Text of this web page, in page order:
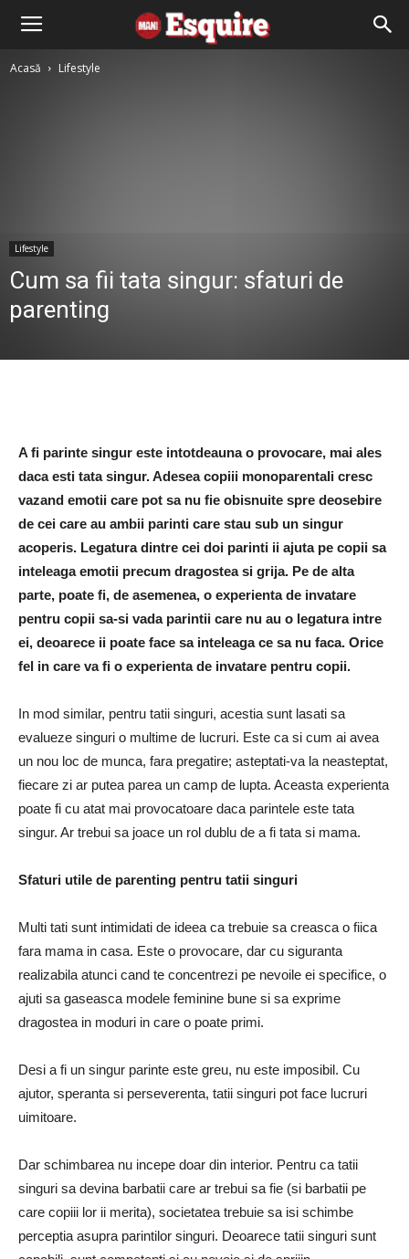
Acasă Lifestyle
Lifestyle
Cum sa fii tata singur: sfaturi de
parenting
A fi parinte singur este intotdeauna o provocare, mai ales
daca esti tata singur. Adesea copiii monoparentali cresc
vazand emotii care pot sa nu fie obisnuite spre deosebire
de cei care au ambii parinti care stau sub un singur
acoperis. Legatura dintre cei doi parinti ii ajuta pe copii sa
inteleaga emotii precum dragostea si grija. Pe de alta
parte, poate fi, de asemenea, o experienta de invatare
pentru copii sa-si vada parintii care nu au o legatura intre
ei, deoarece ii poate face sa inteleaga ce sa nu faca. Orice
fel in care va fi o experienta de invatare pentru copii.
In mod similar, pentru tatii singuri, acestia sunt lasati sa
evalueze singuri o multime de lucruri. Este ca si cum ai avea
un nou loc de munca, fara pregatire; asteptati-va la neasteptat,
fiecare zi ar putea parea un camp de lupta. Aceasta experienta
poate fi cu atat mai provocatoare daca parintele este tata
singur. Ar trebui sa joace un rol dublu de a fi tata si mama.
Sfaturi utile de parenting pentru tatii singuri
Multi tati sunt intimidati de ideea ca trebuie sa creasca o fiica
fara mama in casa. Este o provocare, dar cu siguranta
realizabila atunci cand te concentrezi pe nevoile ei specifice, o
ajuti sa gaseasca modele feminine bune si sa exprime
dragostea in moduri in care o poate primi.
Desi a fi un singur parinte este greu, nu este imposibil. Cu
ajutor, speranta si perseverenta, tatii singuri pot face lucruri
uimitoare.
Dar schimbarea nu incepe doar din interior. Pentru ca tatii
singuri sa devina barbatii care ar trebui sa fie (si barbatii pe
care copiii lor ii merita), societatea trebuie sa isi schimbe
perceptia asupra parintilor singuri. Deoarece tatii singuri sunt